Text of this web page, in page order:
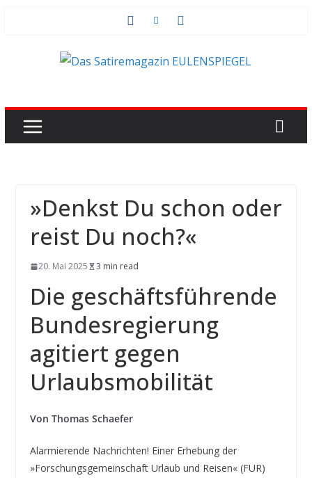
»Denkst Du schon oder
reist Du noch?«
20. Mai 2025 3 min read
Die geschäftsführende
Bundesregierung
agitiert gegen
Urlaubsmobilität
Von Thomas Schaefer
Alarmierende Nachrichten! Einer Erhebung der
»Forschungsgemeinschaft Urlaub und Reisen« (FUR)